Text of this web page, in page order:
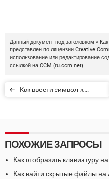
Данный документ под заголовком «
представлен по лицензии Creative
использование или редактирование
ссылкой на CCM (ru.ccm.net).
Как ввести символ π
ПОХОЖИЕ ЗАПРОСЫ
Как отобразить клавиатуру
Как найти скрытые файлы на